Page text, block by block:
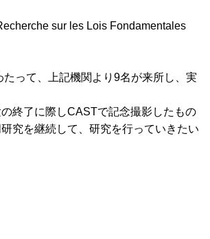
sur les Lois Fondamentales
たって、上記機関より9名が来所し、実
終了に際しCASTで記念撮影したもの
究を継続して、研究を行っていきたい